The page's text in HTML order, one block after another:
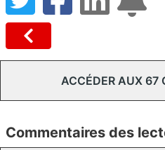
ACCÉDER AUX 67
Commentaires des